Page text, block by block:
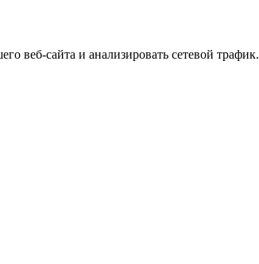
веб-сайта и анализировать сетевой трафик.